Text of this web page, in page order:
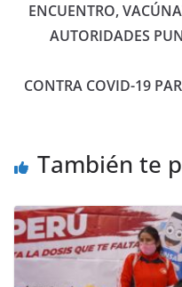
ENCUENTRO,
AUTORIDADES
CONTRA COVID-19
También te